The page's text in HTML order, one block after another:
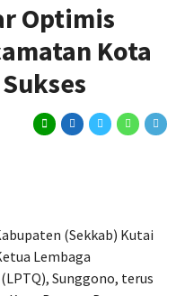
Optimis
Kota
(Sekkab) Kutai
Lembaga
Sunggono, terus